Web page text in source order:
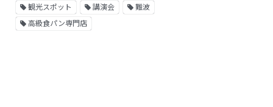
観光スポット
講演会
難波
高級食パン専門店